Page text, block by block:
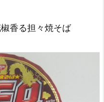
香る担々焼そば